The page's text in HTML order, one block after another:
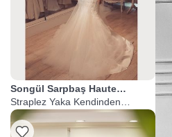
Songül Sarpbaş Haute
Couture
Straplez Yaka Kendinden
İşlemeli Balık Gelinlik